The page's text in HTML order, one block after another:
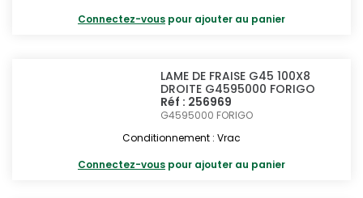
Connectez-vous pour ajouter au panier
LAME DE FRAISE G45 100X8
DROITE G4595000 FORIGO
Réf : 256969
G4595000 FORIGO
Conditionnement : Vrac
Connectez-vous pour ajouter au panier